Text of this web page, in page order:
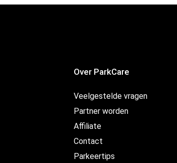
Over ParkCare
Veelgestelde vragen
Partner worden
Affiliate
Contact
Parkeertips